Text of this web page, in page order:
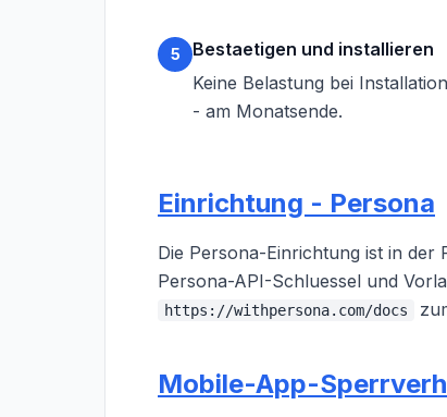
5
Bestaetigen und installieren
Keine Belastung bei
- am Monatsende.
Einrichtung - Persona
Die Persona-Einrichtung ist in der
Persona-API-Schluessel und
https://withpersona.com/docs
Mobile-App-